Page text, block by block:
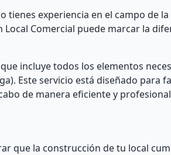
tienes experiencia en el campo de
Comercial puede marcar la
incluye todos los elementos
Este servicio está diseñado para
de manera eficiente y
que la construcción de tu local